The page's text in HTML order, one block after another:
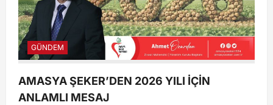
GÜNDEM
AMASYA ŞEKER’DEN 2026 YILI İÇİN
ANLAMLI MESAJ